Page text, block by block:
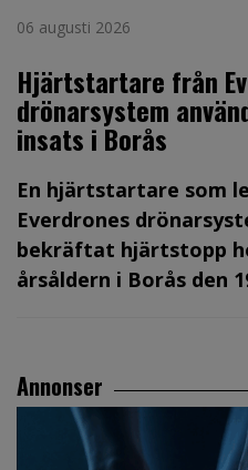
06 augusti 2026
Hjärtstartare från
drönarsystem
insats i Borås
En hjärtstartare som
Everdrones
bekräftat hjärtstopp
årsåldern i Borås den
Annonser